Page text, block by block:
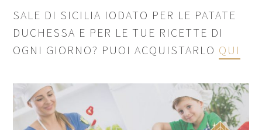
SALE DI SICILIA IODATO PER LE PATATE
DUCHESSA E PER LE TUE RICETTE DI
OGNI GIORNO? PUOI ACQUISTARLO QUI